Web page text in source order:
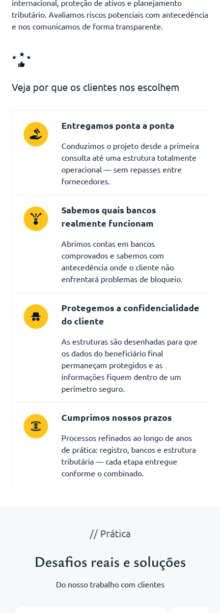
internacional, proteção de ativos e planejamento
tributário. Avaliamos riscos potenciais com antecedência
e nos comunicamos de forma transparente.
Veja por que os clientes nos escolhem
Entregamos ponta a ponta
Conduzimos o projeto desde a primeira
consulta até uma estrutura totalmente
operacional — sem repasses entre
fornecedores.
Sabemos quais bancos
realmente funcionam
Abrimos contas em bancos
comprovados e sabemos com
antecedência onde o cliente não
enfrentará problemas de bloqueio.
Protegemos a confidencialidade
do cliente
As estruturas são desenhadas para que
os dados do beneficiário final
permaneçam protegidos e as
informações fiquem dentro de um
perímetro seguro.
Cumprimos nossos prazos
Processos refinados ao longo de anos
de prática: registro, bancos e estrutura
tributária — cada etapa entregue
conforme o combinado.
// Prática
Desafios reais e soluções
Do nosso trabalho com clientes